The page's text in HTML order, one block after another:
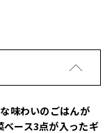
味わいのごはんが
ース3点が入ったギ